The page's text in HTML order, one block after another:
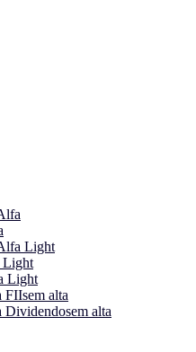
Light
Light
Light
FIIsem alta
Dividendosem alta